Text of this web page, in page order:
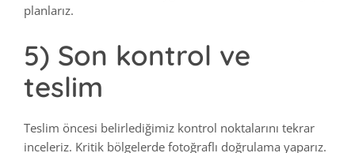
planlarız.
5) Son kontrol ve
teslim
Teslim öncesi belirlediğimiz kontrol noktalarını tekrar
inceleriz. Kritik bölgelerde fotoğraflı doğrulama yaparız.